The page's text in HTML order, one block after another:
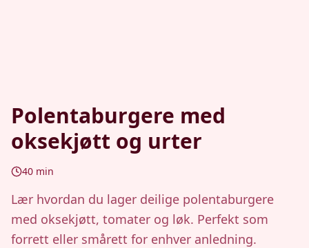
Polentaburgere med
oksekjøtt og urter
40 min
Lær hvordan du lager deilige polentaburgere
med oksekjøtt, tomater og løk. Perfekt som
forrett eller smårett for enhver anledning.